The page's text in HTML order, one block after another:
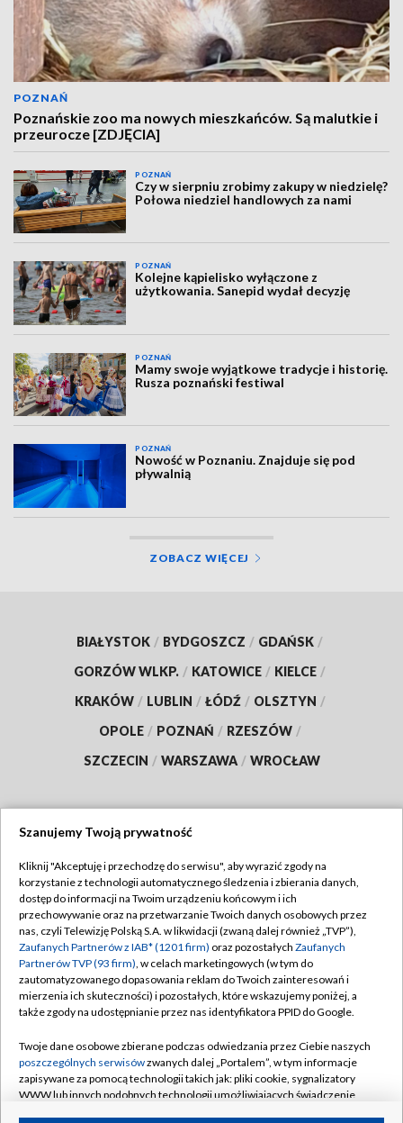
POZNAŃ
Poznańskie zoo ma nowych mieszkańców. Są malutkie i
przeurocze [ZDJĘCIA]
POZNAŃ
Czy w sierpniu zrobimy zakupy w niedzielę?
Połowa niedziel handlowych za nami
POZNAŃ
Kolejne kąpielisko wyłączone z
użytkowania. Sanepid wydał decyzję
POZNAŃ
Mamy swoje wyjątkowe tradycje i historię.
Rusza poznański festiwal
POZNAŃ
Nowość w Poznaniu. Znajduje się pod
pływalnią
ZOBACZ WIĘCEJ
BIAŁYSTOK / BYDGOSZCZ / GDAŃSK /
GORZÓW WLKP. / KATOWICE / KIELCE /
KRAKÓW / LUBLIN / ŁÓDŹ / OLSZTYN /
OPOLE / POZNAŃ / RZESZÓW /
SZCZECIN / WARSZAWA / WROCŁAW
TVP
Abonament TVP
Emisja w TVP
Centrum informacji TVP
Naziemna Telewizja Cyfrowa
Rada Programowa
System NOS
Informacje o nadawcy
Regulamin TVP
Polityka prywatności
Moje zgody
Pomoc
Kontakt
Szanujemy Twoją prywatność
Kliknij "Akceptuję i przechodzę do serwisu", aby wyrazić zgody na
korzystanie z technologii automatycznego śledzenia i zbierania danych,
dostęp do informacji na Twoim urządzeniu końcowym i ich
przechowywanie oraz na przetwarzanie Twoich danych osobowych przez
nas, czyli Telewizję Polską S.A. w likwidacji (zwaną dalej również „TVP”),
Zaufanych Partnerów z IAB* (1201 firm) oraz pozostałych Zaufanych
Partnerów TVP (93 firm), w celach marketingowych (w tym do
zautomatyzowanego dopasowania reklam do Twoich zainteresowań i
mierzenia ich skuteczności) i pozostałych, które wskazujemy poniżej, a
także zgody na udostępnianie przez nas identyfikatora PPID do Google.
Twoje dane osobowe zbierane podczas odwiedzania przez Ciebie naszych
poszczególnych serwisówzwanych dalej „Portalem”, w tym informacje
zapisywane za pomocą technologii takich jak: pliki cookie, sygnalizatory
WWW lub innych podobnych technologii umożliwiających świadczenie